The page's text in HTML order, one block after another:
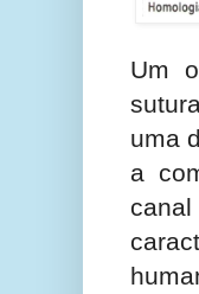
Um
uma
a